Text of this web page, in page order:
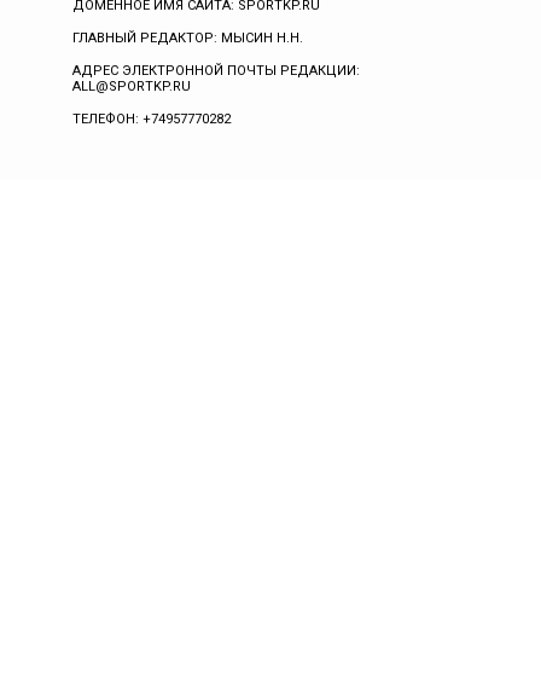
ДОМЕННОЕ ИМЯ САЙТА: SPORTKP.RU
ГЛАВНЫЙ РЕДАКТОР: МЫСИН Н.Н.
АДРЕС ЭЛЕКТРОННОЙ ПОЧТЫ РЕДАКЦИИ:
ALL@SPORTKP.RU
ТЕЛЕФОН: +74957770282